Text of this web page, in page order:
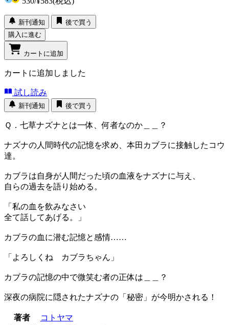
新刊通知
後で買う
購入に進む
カートに追加
カートに追加しました
試し読み
新刊通知 後で買う
Ｑ．七草ナズナとは一体、何者なのか＿＿？
ナズナの人間時代の記憶を求め、本田カブラに接触したコウ
達。
カブラは自身が人間だった頃の血液をナズナに与え、
自らの過去を語り始める。
「私の血を飲みなさい
全て話してあげる。」
カブラの血に潜む記憶と感情……
「よろしくね カブラちゃん」
カブラの記憶の中で微笑む者の正体は＿＿？
深夜の病院に隠されたナズナの「秘密」が今明かされる！
著者
コトヤマ